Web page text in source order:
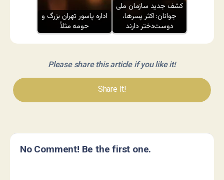
اداره پاسور تهران بزرگ و
حومه مثلاً
کشف جدید سازمان ملی
جوانان: اکثر پسرها،
دوست‌دختر دارند
Please share this article if you like it!
Share It!
No Comment! Be the first one.